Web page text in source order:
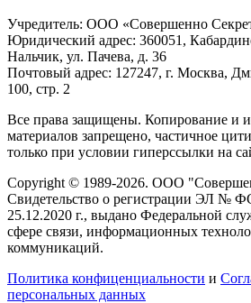
Учредитель: ООО «Совершенно
Юридический адрес: 360051,
Нальчик, ул. Пачева, д. 36
Почтовый адрес: 127247, г. Москва,
100, стр. 2
Все права защищены. Копирование и
материалов запрещено, частичное
только при условии гиперссылки на
Copyright © 1989-2026. ООО
Свидетельство о регистрации ЭЛ №
25.12.2020 г., выдано Федеральной
сфере связи, информационных
коммуникаций.
Политика конфиценциальности и
персональных данных